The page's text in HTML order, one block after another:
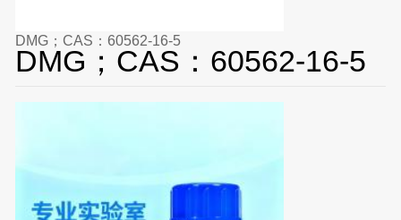
DMG；CAS：60562-16-5
DMG；CAS：60562-16-5